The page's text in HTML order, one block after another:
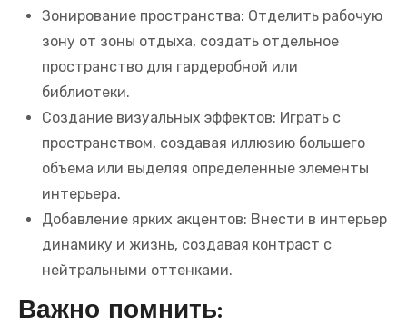
Зонирование пространства: Отделить рабочую
зону от зоны отдыха, создать отдельное
пространство для гардеробной или
библиотеки.
Создание визуальных эффектов: Играть с
пространством, создавая иллюзию большего
объема или выделяя определенные элементы
интерьера.
Добавление ярких акцентов: Внести в интерьер
динамику и жизнь, создавая контраст с
нейтральными оттенками.
Важно помнить: